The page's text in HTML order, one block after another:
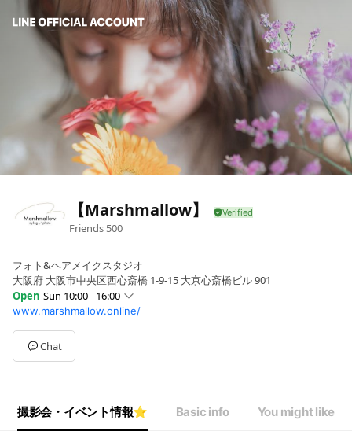
【Marshmallow】
Friends 500
フォト&ヘアメイクスタジオ
大阪府 大阪市中央区西心斎橋 1-9-15 大京心斎橋ビル 901
Open Sun 10:00 - 16:00
Sun10:00 - 16:00
Mon10:00 - 15:00
Tue10:00 - 15:00
Wed10:00 - 15:00
Sat10:00 - 16:00
定休日: 毎週金曜
www.marshmallow.online/
Chat
撮影会・イベント情報⭐️ Basic info You might like